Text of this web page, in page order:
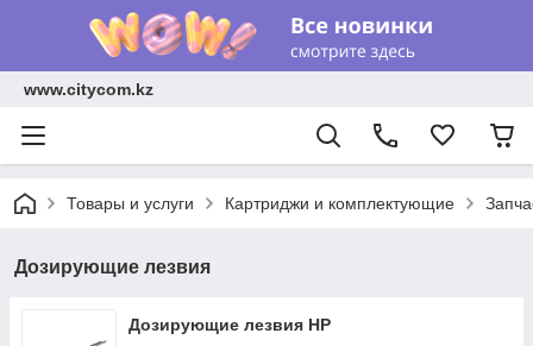
www.citycom.kz
Товары и услуги Картриджи и комплектующие
Дозирующие лезвия
Дозирующие лезвия HP